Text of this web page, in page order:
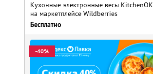
Кухонные электронные весы KitchenOK
на маркетплейсе Wildberries
Бесплатно
-40%